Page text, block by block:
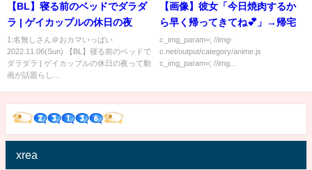
【BL】寝る前のベッドでダラダ
ラ | ゲイカップルの休日の夜
1:名無しさん＠おカマいっぱい
2022.11.06(Sun) 【BL】寝る前のベッドで
ダラダラ | ゲイカップルの休日の夜って動
画が話題らし...
【画像】彼女「今日焼肉するか
ら早く帰ってきてね💕」→帰宅
c_img_param=; //img-
c.net/output/category/anime.js
c_img_param=; //img...
xrea